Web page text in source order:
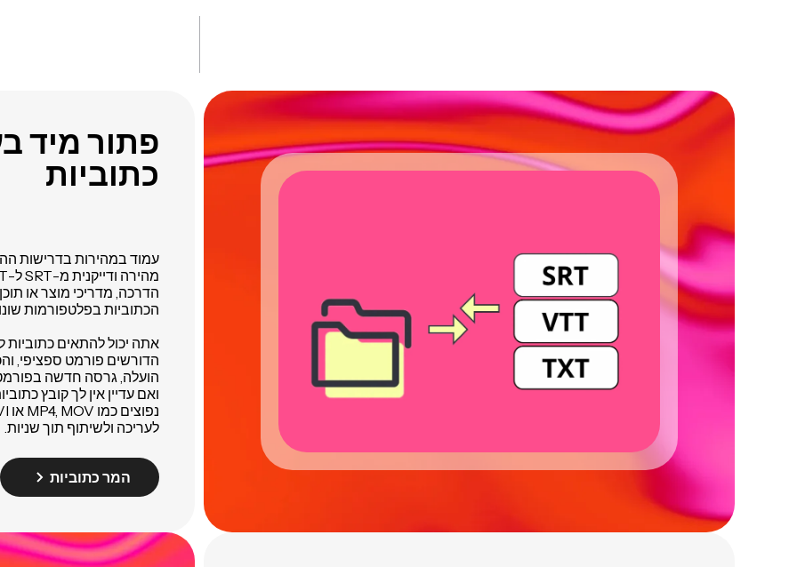
פתור מיד
כתוביות
עמוד במהירות בדרישות
הדרכה, מדריכי מוצר או
הכתוביות בפלטפורמות
הדורשים פורמט ספציפי,
הועלה, גרסה חדשה בפורמט
לעריכה ולשיתוף תוך שניות.
המר כתוביות